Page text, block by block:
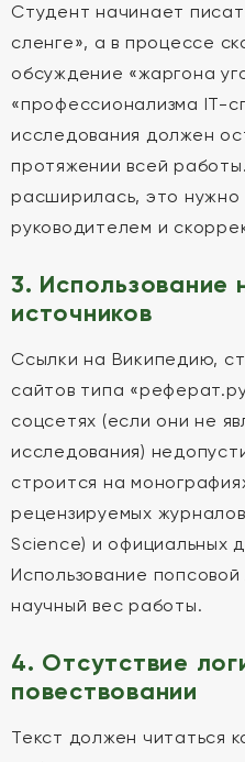
Студент начинает
сленге», а в процессе
обсуждение «жаргона
«профессионализма IT-
исследования должен
протяжении всей
расширилась, это нужно
руководителем и
3. Использование
источников
Ссылки на Википедию,
сайтов типа
соцсетях (если они не
исследования)
строится на
рецензируемых
Science) и официальных
Использование
научный вес работы.
4. Отсутствие
повествовании
Текст должен читаться